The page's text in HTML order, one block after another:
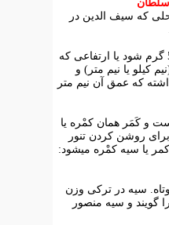
که سیف الدین در
سیه دوْلان یعنی وزنی که 500 گرم شود یا ارتفاعی که
کیلو یا نیم متر) و
که عمق آن نیم متر
و کَمَر همان کمْره یا
روشن کردن تنور
یا سیه کمْره میشود:
سیه در ترکی وزن
گویند و سیه منصور